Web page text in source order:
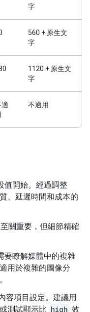
字
560 + 原生文
字
1120 + 原生文
字
不適用
值開始。經過調整
、延遲時間和成本的
關重要，但細節精確
要瞭解媒體中的複雜
用於複雜的圖像分
容項目設定。建議用
測試顯示比 high 效